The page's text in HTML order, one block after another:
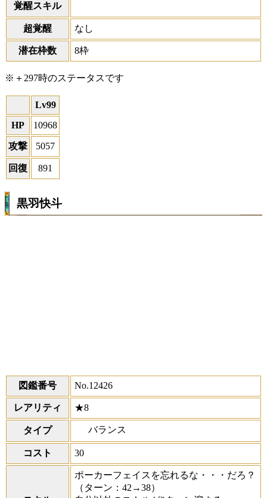
覚醒スキル
超覚醒 なし
潜在枠数 8枠
※＋297時のステータスです
Lv99
HP
10968
攻撃 5057
回復 891
黒羽快斗
図鑑番号 No.12426
レアリティ ★8
タイプ バランス
コスト 30
ポーカーフェイスを忘れるな・・・だろ？
（ターン：42→38）